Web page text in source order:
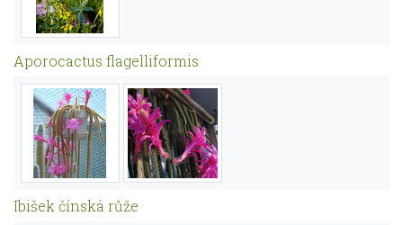
Aporocactus flagelliformis
Ibišek čínská růže